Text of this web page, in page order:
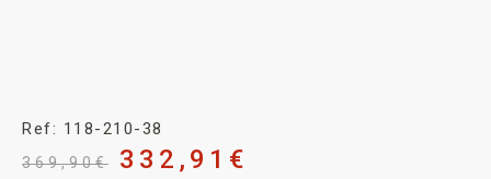
Ref: 118-210-38
369,90€ 332,91 €